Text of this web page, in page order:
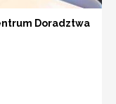
Doradztwa